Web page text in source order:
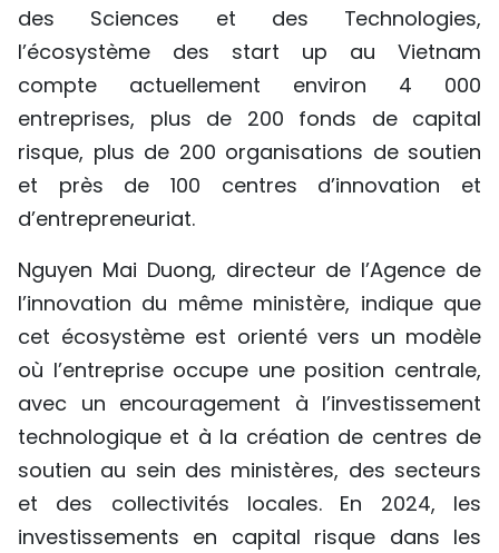
des Sciences et des Technologies,
l’écosystème des start up au Vietnam
compte actuellement environ 4 000
entreprises, plus de 200 fonds de capital
risque, plus de 200 organisations de soutien
et près de 100 centres d’innovation et
d’entrepreneuriat.
Nguyen Mai Duong, directeur de l’Agence de
l’innovation du même ministère, indique que
cet écosystème est orienté vers un modèle
où l’entreprise occupe une position centrale,
avec un encouragement à l’investissement
technologique et à la création de centres de
soutien au sein des ministères, des secteurs
et des collectivités locales. En 2024, les
investissements en capital risque dans les